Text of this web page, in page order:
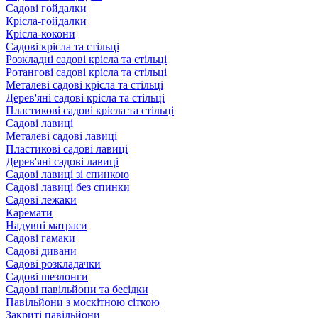
Садові гойдалки
Крісла-гойдалки
Крісла-кокони
Садові крісла та стільці
Розкладні садові крісла та стільці
Ротангові садові крісла та стільці
Металеві садові крісла та стільці
Дерев'яні садові крісла та стільці
Пластикові садові крісла та стільці
Садові лавиці
Металеві садові лавиці
Пластикові садові лавиці
Дерев'яні садові лавиці
Садові лавиці зі спинкою
Садові лавиці без спинки
Садові лежаки
Каремати
Надувні матраси
Садові гамаки
Садові дивани
Садові розкладачки
Садові шезлонги
Садові павільйони та бесідки
Павільйони з москітною сіткою
Закриті павільйони